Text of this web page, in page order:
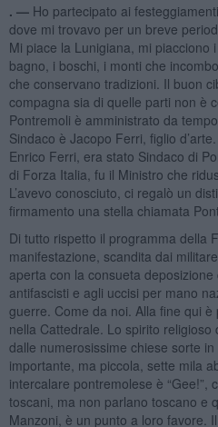
. — Ho partecipato ai
dove mi trovavo per un breve
Mi piace la Lunigiana, mi piacciono
bagno, i boschi, i monti che
che conservano tradizioni. Il buon
compagna sia di quelle parti non è
Pontremoli è amministrato da
Sindaco è Jacopo Ferri, figlio
Enrico Ferri, era stato Sindaco di
di Forza Italia, fu il Ministro che
L’avevo conosciuto, ci regalò un
firmamento una stella chiamata
Di tutto rispetto il programma della
manifestazione, scandita dai
aperta con la consueta
antifascisti e agli uccisi per mano
guerre. Come da noi. Alla fine qui
nella Cattedrale. Lo spirito
dalle numerosissime chiese sorte
importante, ma piccola, sette mila
intercalare pontremolese è “Gee!”,
toscani, ma non parlano toscano e
Manzoni, è un punto a loro favore.